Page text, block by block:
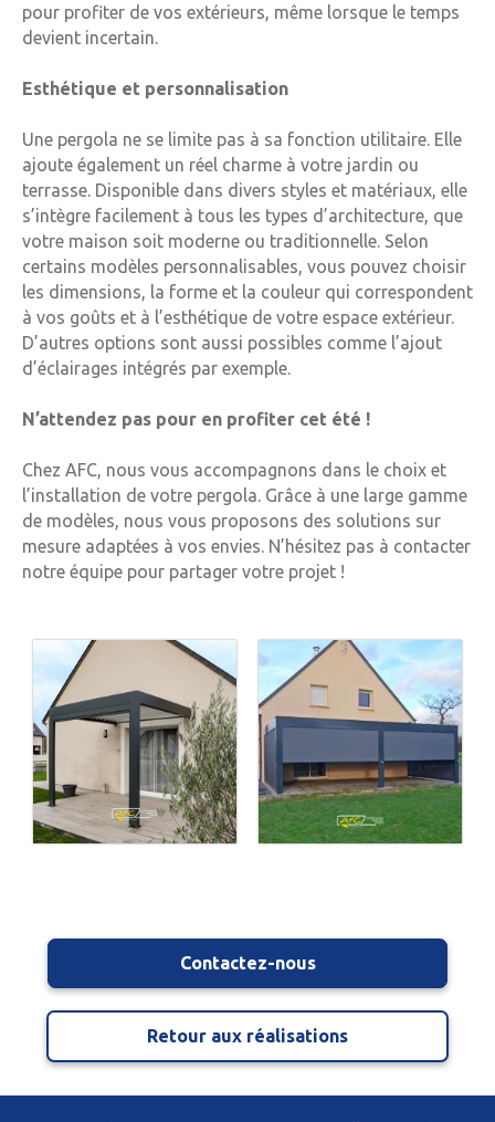
pour profiter de vos extérieurs, même lorsque le temps
devient incertain.
Esthétique et personnalisation
Une pergola ne se limite pas à sa fonction utilitaire. Elle
ajoute également un réel charme à votre jardin ou
terrasse. Disponible dans divers styles et matériaux, elle
s’intègre facilement à tous les types d’architecture, que
votre maison soit moderne ou traditionnelle. Selon
certains modèles personnalisables, vous pouvez choisir
les dimensions, la forme et la couleur qui correspondent
à vos goûts et à l’esthétique de votre espace extérieur.
D’autres options sont aussi possibles comme l’ajout
d’éclairages intégrés par exemple.
N’attendez pas pour en profiter cet été !
Chez AFC, nous vous accompagnons dans le choix et
l’installation de votre pergola. Grâce à une large gamme
de modèles, nous vous proposons des solutions sur
mesure adaptées à vos envies. N’hésitez pas à contacter
notre équipe pour partager votre projet !
Contactez-nous
Retour aux réalisations